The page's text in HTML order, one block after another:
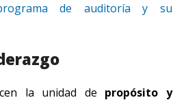
de auditoría y su
la unidad de propósito y